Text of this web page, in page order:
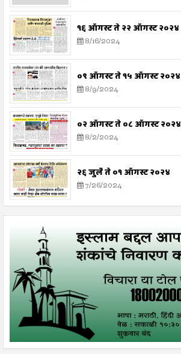
१६ ऑगस्ट ते २२ ऑगस्ट २०२४
8/16/2024
०९ ऑगस्ट ते १५ ऑगस्ट २०२४
8/9/2024
०२ ऑगस्ट ते ०८ ऑगस्ट २०२४
8/2/2024
२६ जुलै ते ०१ ऑगस्ट २०२४
7/26/2024